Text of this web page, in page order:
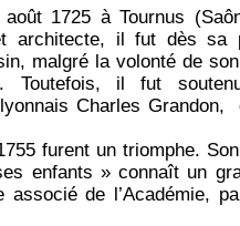
1725 à Tournus
architecte, il fut dès sa
malgré la volonté de
Toutefois, il fut
Charles Grandon,
furent un triomphe.
enfants » connaît un
de l’Académie,